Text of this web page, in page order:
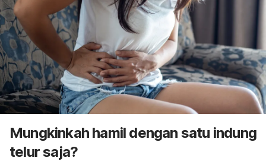
Mungkinkah hamil dengan satu indung
telur saja?